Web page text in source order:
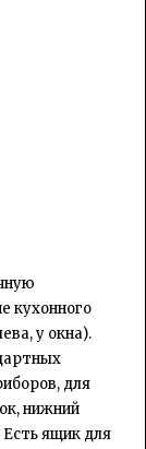
кухонного
у окна).
для
нижний
ящик для